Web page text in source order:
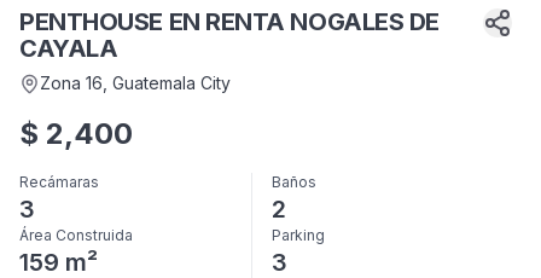
PENTHOUSE EN RENTA NOGALES DE
CAYALA
Zona 16 , Guatemala City
$ 2,400
Recámaras
3
Baños
2
Área Construida
159 m²
Parking
3